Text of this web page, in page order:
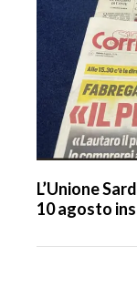
L’Unione
10 agosto